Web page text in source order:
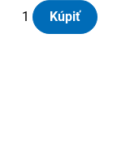
Kúpiť